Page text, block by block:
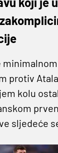
protiv
kolu
sljedeće